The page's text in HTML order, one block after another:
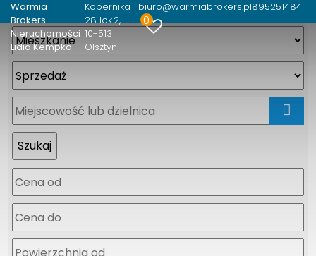
Warmia
Brokers
Nieruchomości
Lidia Kempka
Kopernika
28 lok.2
10-513
Olsztyn
biuro@warmiabrokers.pl895251484
0